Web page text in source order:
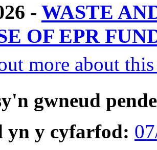
- WASTE
OF EPR
more about
gwneud
yn y cyfarfod: